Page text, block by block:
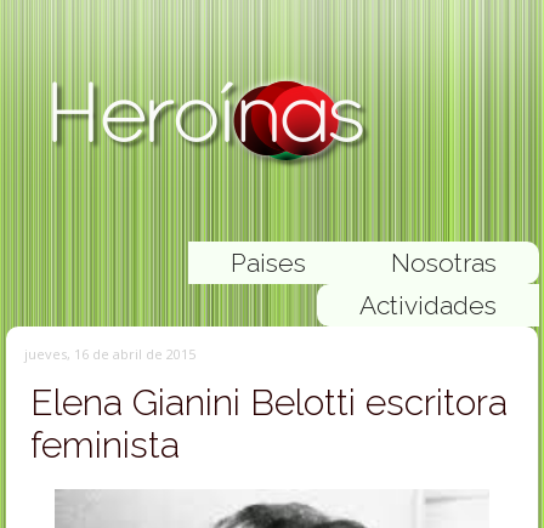
Nosotras
Paises
Actividades
jueves, 16 de abril de 2015
Elena Gianini Belotti escritora
feminista